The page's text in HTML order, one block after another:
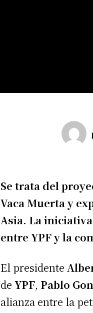
Se trata del
Vaca Muerta y
Asia. La
entre YPF y la
El presidente
deYPF, Pablo
alianza entre la